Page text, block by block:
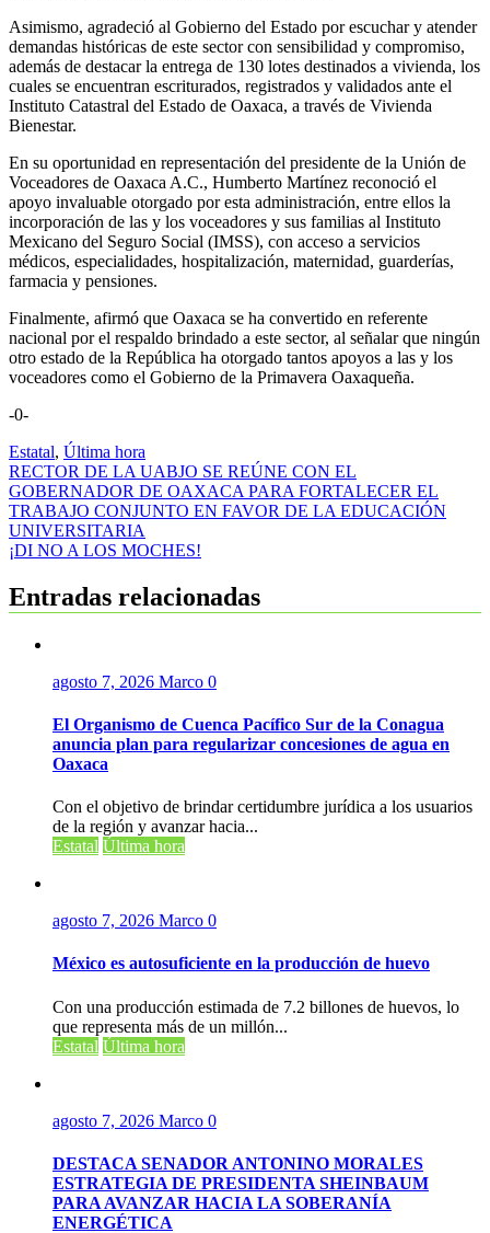
Asimismo, agradeció al Gobierno del Estado por escuchar y atender
demandas históricas de este sector con sensibilidad y compromiso,
además de destacar la entrega de 130 lotes destinados a vivienda, los
cuales se encuentran escriturados, registrados y validados ante el
Instituto Catastral del Estado de Oaxaca, a través de Vivienda
Bienestar.
En su oportunidad en representación del presidente de la Unión de
Voceadores de Oaxaca A.C., Humberto Martínez reconoció el
apoyo invaluable otorgado por esta administración, entre ellos la
incorporación de las y los voceadores y sus familias al Instituto
Mexicano del Seguro Social (IMSS), con acceso a servicios
médicos, especialidades, hospitalización, maternidad, guarderías,
farmacia y pensiones.
Finalmente, afirmó que Oaxaca se ha convertido en referente
nacional por el respaldo brindado a este sector, al señalar que ningún
otro estado de la República ha otorgado tantos apoyos a las y los
voceadores como el Gobierno de la Primavera Oaxaqueña.
-0-
Estatal, Última hora
Navegación
de
entradas
RECTOR DE LA UABJO SE REÚNE CON EL
GOBERNADOR DE OAXACA PARA FORTALECER EL
TRABAJO CONJUNTO EN FAVOR DE LA EDUCACIÓN
UNIVERSITARIA
¡DI NO A LOS MOCHES!
Entradas relacionadas
agosto 7, 2026 Marco 0
El Organismo de Cuenca Pacífico Sur de la Conagua
anuncia plan para regularizar concesiones de agua en
Oaxaca
Con el objetivo de brindar certidumbre jurídica a los usuarios
de la región y avanzar hacia...
Estatal Última hora
agosto 7, 2026 Marco 0
México es autosuficiente en la producción de huevo
Con una producción estimada de 7.2 billones de huevos, lo
que representa más de un millón...
Estatal Última hora
agosto 7, 2026 Marco 0
DESTACA SENADOR ANTONINO MORALES
ESTRATEGIA DE PRESIDENTA SHEINBAUM
PARA AVANZAR HACIA LA SOBERANÍA
ENERGÉTICA